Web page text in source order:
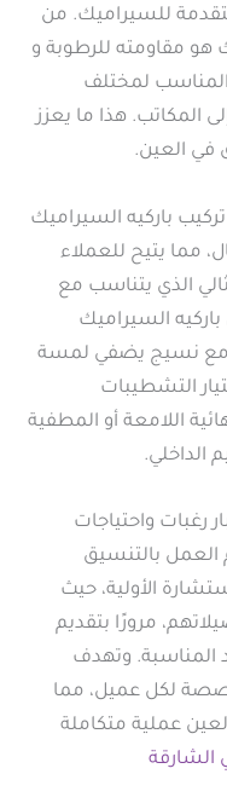
للسيراميك. من
هو مقاومته للرطوبة و
المناسب لمختلف
المكاتب. هذا ما يعزز
في العين.
باركيه السيراميك
مما يتيح للعملاء
الذي يتناسب مع
السيراميك
مع نسيج يضفي لمسة
التشطيبات
اللامعة أو المطفية
الداخلي.
رغبات واحتياجات
العمل بالتنسيق
الأولية، حيث
مرورًا بتقديم
المناسبة. وتهدف
لكل عميل، مما
عملية متكاملة
الشارقة